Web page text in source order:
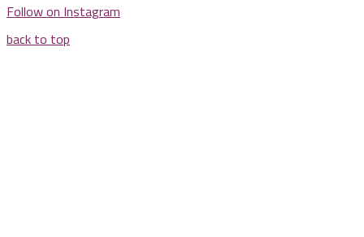
Follow on Instagram
back to top